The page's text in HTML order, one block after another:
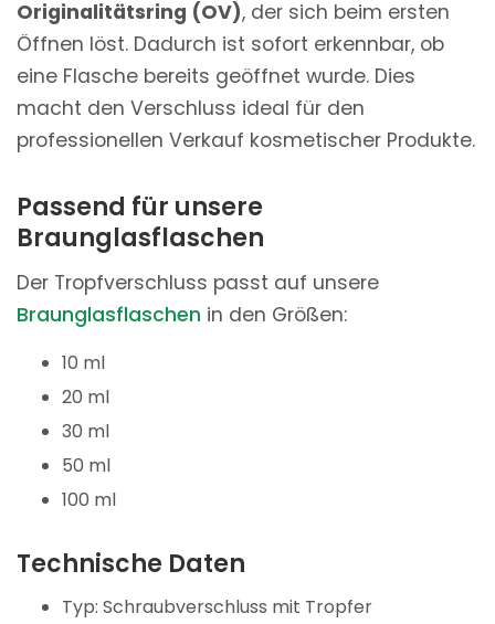
Originalitätsring (OV), der sich beim ersten
Öffnen löst. Dadurch ist sofort erkennbar, ob
eine Flasche bereits geöffnet wurde. Dies
macht den Verschluss ideal für den
professionellen Verkauf kosmetischer Produkte.
Passend für unsere
Braunglasflaschen
Der Tropfverschluss passt auf unsere
Braunglasflaschen in den Größen:
10 ml
20 ml
30 ml
50 ml
100 ml
Technische Daten
Typ: Schraubverschluss mit Tropfer